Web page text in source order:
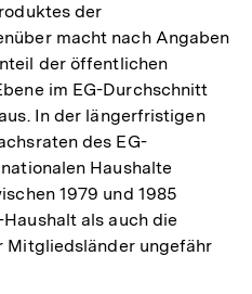
der
macht nach Angaben
der öffentlichen
im EG-Durchschnitt
In der längerfristigen
des EG-
Haushalte
1979 und 1985
als auch die
Mitgliedsländer ungefähr